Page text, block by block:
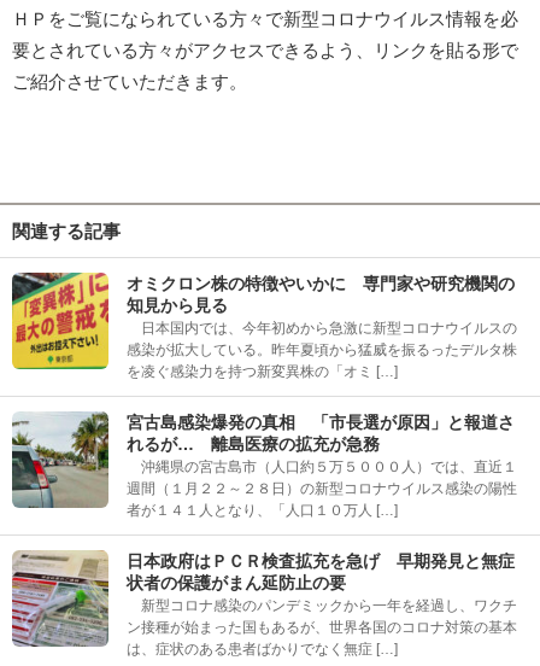
ＨＰをご覧になられている方々で新型コロナウイルス情報を必
要とされている方々がアクセスできるよう、リンクを貼る形で
ご紹介させていただきます。
関連する記事
オミクロン株の特徴やいかに 専門家や研究機関の
知見から見る
日本国内では、今年初めから急激に新型コロナウイルスの
感染が拡大している。昨年夏頃から猛威を振るったデルタ株
を凌ぐ感染力を持つ新変異株の「オミ […]
宮古島感染爆発の真相 「市長選が原因」と報道さ
れるが… 離島医療の拡充が急務
沖縄県の宮古島市（人口約５万５０００人）では、直近１
週間（１月２２～２８日）の新型コロナウイルス感染の陽性
者が１４１人となり、「人口１０万人 […]
日本政府はＰＣＲ検査拡充を急げ 早期発見と無症
状者の保護がまん延防止の要
新型コロナ感染のパンデミックから一年を経過し、ワクチ
ン接種が始まった国もあるが、世界各国のコロナ対策の基本
は、症状のある患者ばかりでなく無症 […]